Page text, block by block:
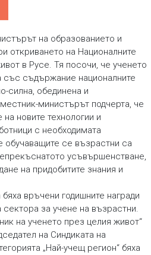
на образованието и
откриването на Националните
в Русе. Тя посочи, че ученето
със съдържание националните
силна, обединена и
министърът подчерта, че
новите технологии и
с необходимата
обучаващите се възрастни са
усъвършенстване,
на придобитите знания и
връчени годишните награди
за учене на възрастни.
на ученето през целия живот“
на Синдиката на
„Най-учещ регион“ бяха